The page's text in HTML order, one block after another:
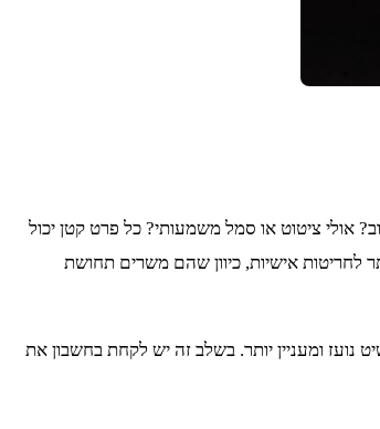
ציטוט או סמל משמעותי? כל פרט קטן יכול
אישיות, כיוון שהם משרים תחושת
ומעניין יותר. בשלב זה יש לקחת בחשבון את